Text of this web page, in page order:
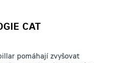
CAT
pomáhají zvyšovat